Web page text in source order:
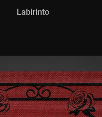
Labirinto